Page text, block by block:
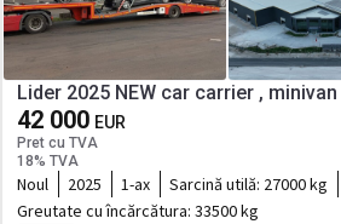
Lider 2025 NEW car carrier ,
42 000 EUR
Pret cu TVA
18% TVA
Noul 2025 1-ax Sarcină utilă: 27000 kg
Greutate cu încărcătura: 33500 kg